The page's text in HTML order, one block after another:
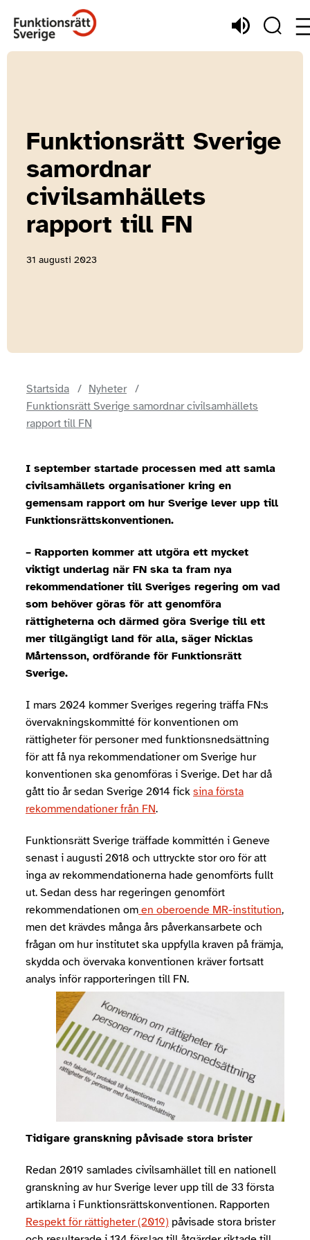
Funktionsrätt Sverige
samordnar
civilsamhällets
rapport till FN
31 augusti 2023
Startsida
Nyheter
Funktionsrätt Sverige samordnar civilsamhällets
rapport till FN
I september startade processen med att samla
civilsamhällets organisationer kring en
gemensam rapport om hur Sverige lever upp till
Funktionsrättskonventionen.
– Rapporten kommer att utgöra ett mycket
viktigt underlag när FN ska ta fram nya
rekommendationer till Sveriges regering om vad
som behöver göras för att genomföra
rättigheterna och därmed göra Sverige till ett
mer tillgängligt land för alla, säger Nicklas
Mårtensson, ordförande för Funktionsrätt
Sverige.
I mars 2024 kommer Sveriges regering träffa FN:s
övervakningskommitté för konventionen om
rättigheter för personer med funktionsnedsättning
för att få nya rekommendationer om Sverige hur
konventionen ska genomföras i Sverige. Det har då
gått tio år sedan Sverige 2014 fick sina första
rekommendationer från FN.
Funktionsrätt Sverige träffade kommittén i Geneve
senast i augusti 2018 och uttryckte stor oro för att
inga av rekommendationerna hade genomförts fullt
ut. Sedan dess har regeringen genomfört
rekommendationen om en oberoende MR-institution,
men det krävdes många års påverkansarbete och
frågan om hur institutet ska uppfylla kraven på främja,
skydda och övervaka konventionen kräver fortsatt
analys inför rapporteringen till FN.
Tidigare granskning påvisade stora brister
Redan 2019 samlades civilsamhället till en nationell
granskning av hur Sverige lever upp till de 33 första
artiklarna i Funktionsrättskonventionen. Rapporten
Respekt för rättigheter (2019) påvisade stora brister